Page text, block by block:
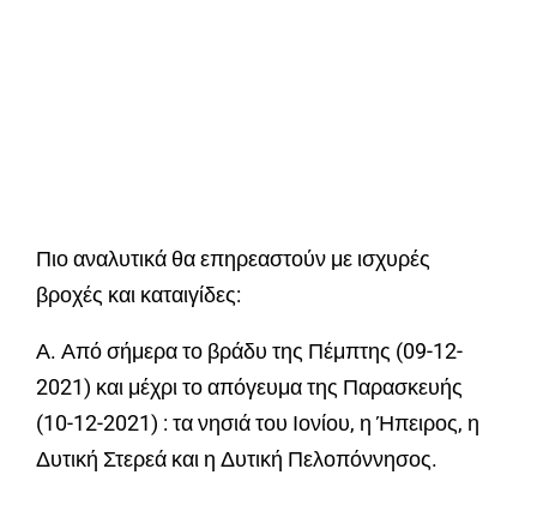
Πιο αναλυτικά θα επηρεαστούν με ισχυρές
βροχές και καταιγίδες:
Α. Από σήμερα το βράδυ της Πέμπτης (09-12-
2021) και μέχρι το απόγευμα της Παρασκευής
(10-12-2021) : τα νησιά του Ιονίου, η Ήπειρος, η
Δυτική Στερεά και η Δυτική Πελοπόννησος.